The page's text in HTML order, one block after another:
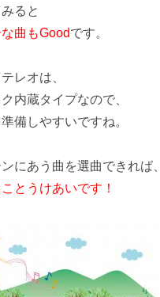
ると
曲もGoodです。
レオは、
内蔵タイプなので、
備しやすいですね。
にあう曲を選曲できれば、
とうけあいです！